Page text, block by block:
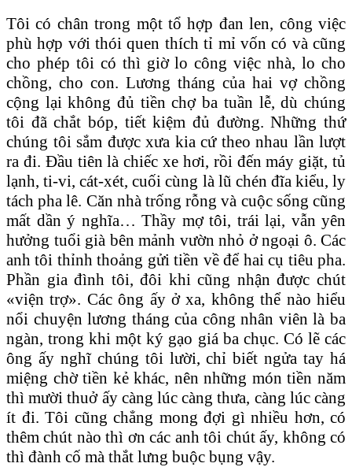
Tôi có chân trong một tổ hợp đan len, công việc
phù hợp với thói quen thích tỉ mỉ vốn có và cũng
cho phép tôi có thì giờ lo công việc nhà, lo cho
chồng, cho con. Lương tháng của hai vợ chồng
cộng lại không đủ tiền chợ ba tuần lễ, dù chúng
tôi đã chắt bóp, tiết kiệm đủ đường. Những thứ
chúng tôi sắm được xưa kia cứ theo nhau lần lượt
ra đi. Ðầu tiên là chiếc xe hơi, rồi đến máy giặt, tủ
lạnh, ti-vi, cát-xét, cuối cùng là lũ chén đĩa kiểu, ly
tách pha lê. Căn nhà trống rỗng và cuộc sống cũng
mất dần ý nghĩa… Thầy mợ tôi, trái lại, vẫn yên
hưởng tuổi già bên mảnh vườn nhỏ ở ngoại ô. Các
anh tôi thỉnh thoảng gửi tiền về để hai cụ tiêu pha.
Phần gia đình tôi, đôi khi cũng nhận được chút
«viện trợ». Các ông ấy ở xa, không thể nào hiểu
nổi chuyện lương tháng của công nhân viên là ba
ngàn, trong khi một ký gạo giá ba chục. Có lẽ các
ông ấy nghĩ chúng tôi lười, chỉ biết ngửa tay há
miệng chờ tiền kẻ khác, nên những món tiền năm
thì mười thuở ấy càng lúc càng thưa, càng lúc càng
ít đi. Tôi cũng chẳng mong đợi gì nhiều hơn, có
thêm chút nào thì ơn các anh tôi chút ấy, không có
thì đành cố mà thắt lưng buộc bụng vậy.